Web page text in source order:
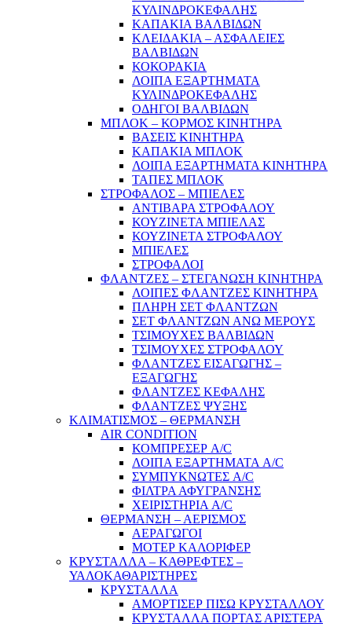
ΚΥΛΙΝΔΡΟΚΕΦΑΛΗΣ
ΚΑΠΑΚΙΑ ΒΑΛΒΙΔΩΝ
ΚΛΕΙΔΑΚΙΑ – ΑΣΦΑΛΕΙΕΣ
ΒΑΛΒΙΔΩΝ
ΚΟΚΟΡΑΚΙΑ
ΛΟΙΠΑ ΕΞΑΡΤΗΜΑΤΑ
ΚΥΛΙΝΔΡΟΚΕΦΑΛΗΣ
ΟΔΗΓΟΙ ΒΑΛΒΙΔΩΝ
ΜΠΛΟΚ – ΚΟΡΜΟΣ ΚΙΝΗΤΗΡΑ
ΒΑΣΕΙΣ ΚΙΝΗΤΗΡΑ
ΚΑΠΑΚΙΑ ΜΠΛΟΚ
ΛΟΙΠΑ ΕΞΑΡΤΗΜΑΤΑ ΚΙΝΗΤΗΡΑ
ΤΑΠΕΣ ΜΠΛΟΚ
ΣΤΡΟΦΑΛΟΣ – ΜΠΙΕΛΕΣ
ΑΝΤΙΒΑΡΑ ΣΤΡΟΦΑΛΟΥ
ΚΟΥΖΙΝΕΤΑ ΜΠΙΕΛΑΣ
ΚΟΥΖΙΝΕΤΑ ΣΤΡΟΦΑΛΟΥ
ΜΠΙΕΛΕΣ
ΣΤΡΟΦΑΛΟΙ
ΦΛΑΝΤΖΕΣ – ΣΤΕΓΑΝΩΣΗ ΚΙΝΗΤΗΡΑ
ΛΟΙΠΕΣ ΦΛΑΝΤΖΕΣ ΚΙΝΗΤΗΡΑ
ΠΛΗΡΗ ΣΕΤ ΦΛΑΝΤΖΩΝ
ΣΕΤ ΦΛΑΝΤΖΩΝ ΑΝΩ ΜΕΡΟΥΣ
ΤΣΙΜΟΥΧΕΣ ΒΑΛΒΙΔΩΝ
ΤΣΙΜΟΥΧΕΣ ΣΤΡΟΦΑΛΟΥ
ΦΛΑΝΤΖΕΣ ΕΙΣΑΓΩΓΗΣ –
ΕΞΑΓΩΓΗΣ
ΦΛΑΝΤΖΕΣ ΚΕΦΑΛΗΣ
ΦΛΑΝΤΖΕΣ ΨΥΞΗΣ
ΚΛΙΜΑΤΙΣΜΟΣ – ΘΕΡΜΑΝΣΗ
AIR CONDITION
ΚΟΜΠΡΕΣΕΡ A/C
ΛΟΙΠΑ ΕΞΑΡΤΗΜΑΤΑ A/C
ΣΥΜΠΥΚΝΩΤΕΣ A/C
ΦΙΛΤΡΑ ΑΦΥΓΡΑΝΣΗΣ
ΧΕΙΡΙΣΤΗΡΙΑ A/C
ΘΕΡΜΑΝΣΗ – ΑΕΡΙΣΜΟΣ
ΑΕΡΑΓΩΓΟΙ
ΜΟΤΕΡ ΚΑΛΟΡΙΦΕΡ
ΚΡΥΣΤΑΛΛΑ – ΚΑΘΡΕΦΤΕΣ –
ΥΑΛΟΚΑΘΑΡΙΣΤΗΡΕΣ
ΚΡΥΣΤΑΛΛΑ
ΑΜΟΡΤΙΣΕΡ ΠΙΣΩ ΚΡΥΣΤΑΛΛΟΥ
ΚΡΥΣΤΑΛΛΑ ΠΟΡΤΑΣ ΑΡΙΣΤΕΡΑ